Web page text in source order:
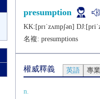
presumption
KK:[prɪˈzʌmpʃǝn]
名複: presumptions
權威釋義 英語 專業
n.